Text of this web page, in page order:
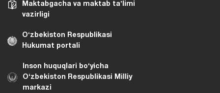
Maktabgacha va maktab taʼlimi
vazirligi
Oʻzbekiston Respublikasi
Hukumat portali
Inson huquqlari bo‘yicha
O‘zbekiston Respublikasi Milliy
markazi